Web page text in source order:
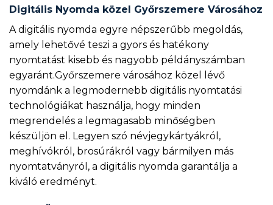
Digitális Nyomda közel Győrszemere Városához
A digitális nyomda egyre népszerűbb megoldás,
amely lehetővé teszi a gyors és hatékony
nyomtatást kisebb és nagyobb példányszámban
egyaránt.Győrszemere városához közel lévő
nyomdánk a legmodernebb digitális nyomtatási
technológiákat használja, hogy minden
megrendelés a legmagasabb minőségben
készüljön el. Legyen szó névjegykártyákról,
meghívókról, brosúrákról vagy bármilyen más
nyomtatványról, a digitális nyomda garantálja a
kiváló eredményt.